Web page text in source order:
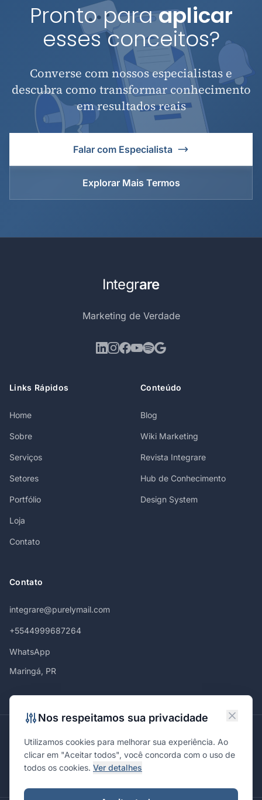
Pronto paraaplicar
esses conceitos?
Converse com nossos especialistas e
descubra como transformar conhecimento
em resultados reais
Falar com Especialista
Explorar Mais Termos
Integrare
Marketing de Verdade
Links Rápidos
Home
Sobre
Serviços
Setores
Portfólio
Loja
Contato
Conteúdo
Blog
Wiki Marketing
Revista Integrare
Hub de Conhecimento
Design System
Contato
integrare@purelymail.com
+5544999687264
WhatsApp
Maringá, PR
MaringáCuritibaSão PauloLondrinaCascavelPonta Grossa
Florianópolis BrasíliaJoinvilleCampinas
Nos respeitamos sua privacidade
Utilizamos cookies para melhorar sua experiência. Ao
clicar em "Aceitar todos", você concorda com o uso de
todos os cookies. Ver detalhes